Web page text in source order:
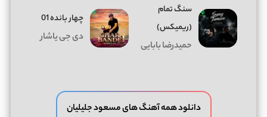
سنگ تمام
(ریمیکس)
حمیدرضا بابایی
چهار بانده 01
دی جی یاشار
دانلود همه آهنگ های مسعود جلیلیان